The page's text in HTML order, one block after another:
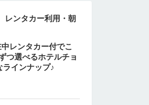
レンタカー利用・朝
レンタカー付でこ
つ選べるホテルチョ
インナップ♪